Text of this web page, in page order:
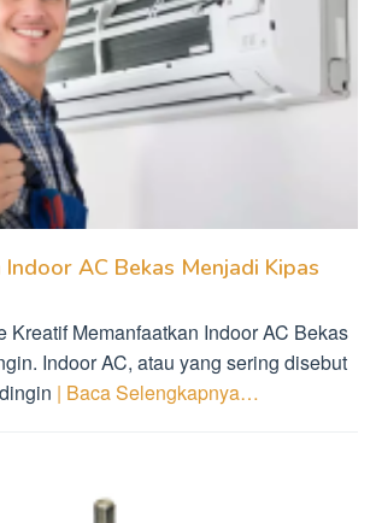
AC Bekas Menjadi Kipas
Kreatif Memanfaatkan Indoor AC Bekas
Indoor AC, atau yang sering disebut
| Baca Selengkapnya…